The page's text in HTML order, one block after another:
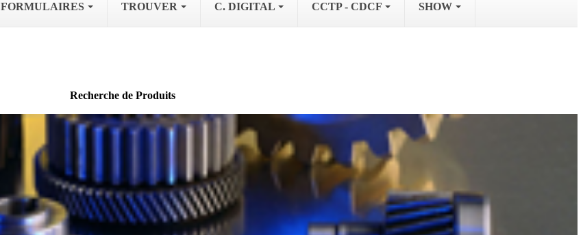
FORMULAIRES TROUVER C. DIGITAL CCTP - CDCF SHOW
Recherche de Produits